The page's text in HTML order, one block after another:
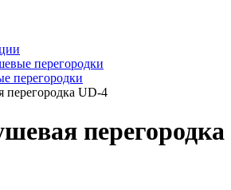
перегородки
перегородки
перегородка UD-4
перегородка